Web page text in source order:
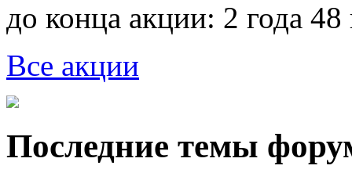
до конца акции: 2 года 48
Все акции
Последние темы